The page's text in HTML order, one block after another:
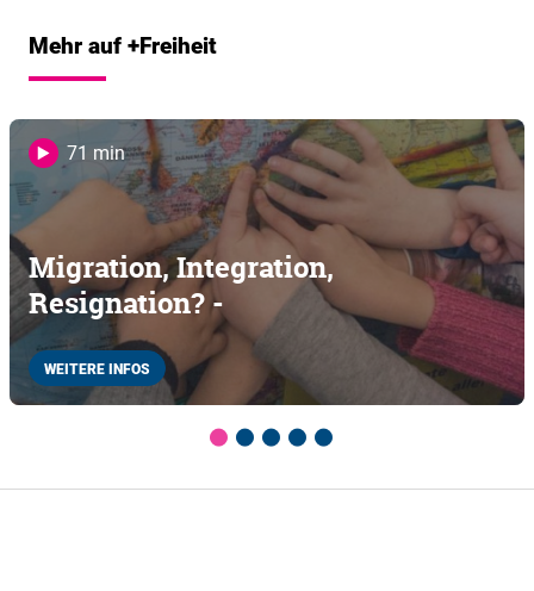
Mehr auf +Freiheit
71 min
Migration, Integration,
Resignation? -
WEITERE INFOS